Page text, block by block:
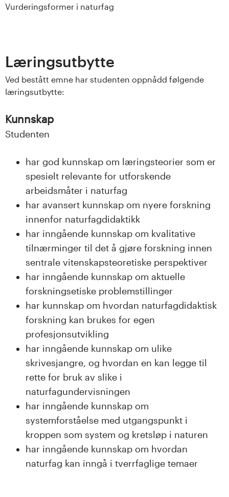
n
a
n
d
Vurderingsformer i naturfag
Læringsutbytte
Ved bestått emne har studenten oppnådd følgende
læringsutbytte:
Kunnskap
Studenten
har god kunnskap om læringsteorier som er
spesielt relevante for utforskende
arbeidsmåter i naturfag
har avansert kunnskap om nyere forskning
innenfor naturfagdidaktikk
har inngående kunnskap om kvalitative
tilnærminger til det å gjøre forskning innen
sentrale vitenskapsteoretiske perspektiver
har inngående kunnskap om aktuelle
forskningsetiske problemstillinger
har kunnskap om hvordan naturfagdidaktisk
forskning kan brukes for egen
profesjonsutvikling
har inngående kunnskap om ulike
skrivesjangre, og hvordan en kan legge til
rette for bruk av slike i
naturfagundervisningen
har inngående kunnskap om
systemforståelse med utgangspunkt i
kroppen som system og kretsløp i naturen
har inngående kunnskap om hvordan
naturfag kan inngå i tverrfaglige temaer